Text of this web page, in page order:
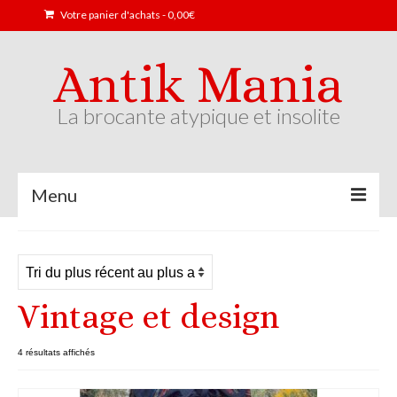
Votre panier d'achats -0,00€
Antik Mania
La brocante atypique et insolite
Menu
Boutique
Art déco / Art nouveau
Art populaire
Collections
Vintage et design
4 résultats affichésTrié
plus